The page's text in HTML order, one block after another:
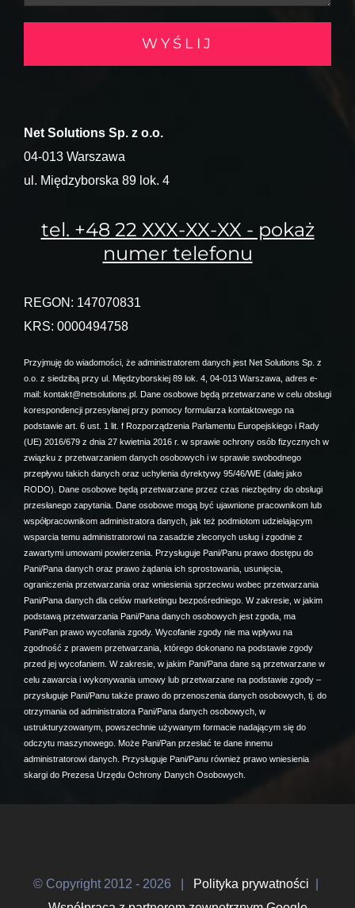
Net Solutions Sp. z o.o.
04-013 Warszawa
ul. Międzyborska 89 lok. 4
tel. +48 22 XXX-XX-XX - pokaż
numer telefonu
REGON: 147070831
KRS: 0000494758
Przyjmuję do wiadomości, że administratorem danych jest Net Solutions Sp. z
o.o. z siedzibą przy ul. Międzyborskiej 89 lok. 4, 04-013 Warszawa, adres e-
mail: kontakt@netsolutions.pl. Dane osobowe będą przetwarzane w celu obsługi
korespondencji przesyłanej przy pomocy formularza kontaktowego na
podstawie art. 6 ust. 1 lit. f Rozporządzenia Parlamentu Europejskiego i Rady
(UE) 2016/679 z dnia 27 kwietnia 2016 r. w sprawie ochrony osób fizycznych w
związku z przetwarzaniem danych osobowych i w sprawie swobodnego
przepływu takich danych oraz uchylenia dyrektywy 95/46/WE (dalej jako
RODO). Dane osobowe będą przetwarzane przez czas niezbędny do obsługi
przesłanego zapytania. Dane osobowe mogą być ujawnione pracownikom lub
współpracownikom administratora danych, jak też podmiotom udzielającym
wsparcia temu administratorowi na zasadzie zleconych usług i zgodnie z
zawartymi umowami powierzenia. Przysługuje Pani/Panu prawo dostępu do
Pani/Pana danych oraz prawo żądania ich sprostowania, usunięcia,
ograniczenia przetwarzania oraz wniesienia sprzeciwu wobec przetwarzania
Pani/Pana danych dla celów marketingu bezpośredniego. W zakresie, w jakim
podstawą przetwarzania Pani/Pana danych osobowych jest zgoda, ma
Pani/Pan prawo wycofania zgody. Wycofanie zgody nie ma wpływu na
zgodność z prawem przetwarzania, którego dokonano na podstawie zgody
przed jej wycofaniem. W zakresie, w jakim Pani/Pana dane są przetwarzane w
celu zawarcia i wykonywania umowy lub przetwarzane na podstawie zgody –
przysługuje Pani/Panu także prawo do przenoszenia danych osobowych, tj. do
otrzymania od administratora Pani/Pana danych osobowych, w
ustrukturyzowanym, powszechnie używanym formacie nadającym się do
odczytu maszynowego. Może Pani/Pan przesłać te dane innemu
administratorowi danych. Przysługuje Pani/Panu również prawo wniesienia
skargi do Prezesa Urzędu Ochrony Danych Osobowych.
© Copyright 2012 - 2026 | Polityka prywatności